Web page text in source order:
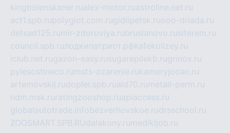
kingbolenskaner.rualex-motor.ruastroline.net.ru
act1.spb.rupolyglot.com.rugidlipetsk.ruooo-driada.ru
detsad125.ru mir-zdoroviya.rubruslanovo.rusiterem.ru
council.spb.ruлодкипатриот.рфkafekolizey.ru
iclub.net.rugazon-easy.rusugarepilekb.rugrinox.ru
pylesostineco.ru msts-ozarenie.rukameryjooan.ru
artemovskij.rudopler.spb.ruaid70.ru metall-perm.ru
ndm.msk.ru ratingzooshop.ruapiaccess.ru
globalautotrade.info bezverhovskoe.rudrsschool.ru
ZOOSMART.SPB.RUdalakony.ru medikijob.ru